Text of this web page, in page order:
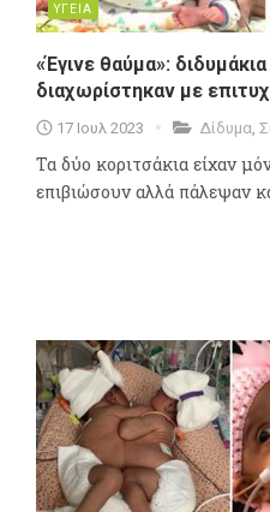
ΥΓΕΙΑ
«Έγινε θαύμα»:
διαχωρίστηκαν με
17 Ιουλ 2023 Δίδυμα
Τα δύο κοριτσάκια είχαν
επιβιώσουν αλλά πάλεψαν